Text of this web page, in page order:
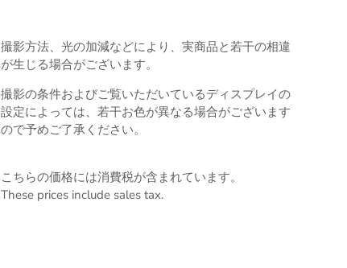
撮影方法、光の加減などにより、実商品と若干の相違
が生じる場合がございます。
撮影の条件およびご覧いただいているディスプレイの
設定によっては、若干お色が異なる場合がございます
ので予めご了承ください。
こちらの価格には消費税が含まれています。
These prices include sales tax.